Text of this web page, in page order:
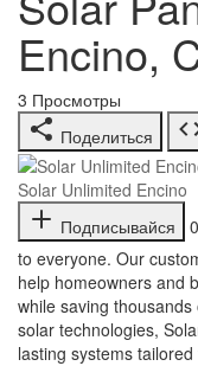
Encino,
3 Просмотры
Поделиться
Solar Unlimited Encino
Подписывайся
0
to everyone. Our
help homeowners and
while saving
solar technologies,
lasting systems